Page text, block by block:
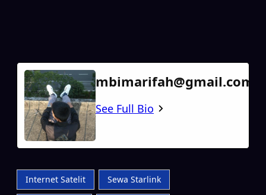
mbimarifah@gmail.com
See Full Bio
Internet Satelit Sewa Starlink